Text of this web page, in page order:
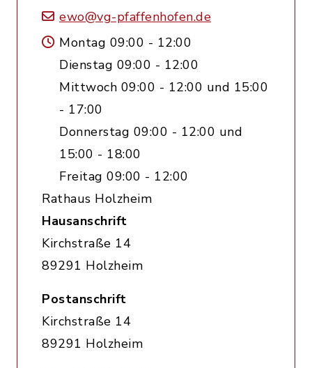
ewo@vg-pfaffenhofen.de
Montag 09:00 - 12:00
Dienstag 09:00 - 12:00
Mittwoch 09:00 - 12:00 und 15:00
- 17:00
Donnerstag 09:00 - 12:00 und
15:00 - 18:00
Freitag 09:00 - 12:00
Rathaus Holzheim
Hausanschrift
Kirchstraße 14
89291 Holzheim
Postanschrift
Kirchstraße 14
89291 Holzheim